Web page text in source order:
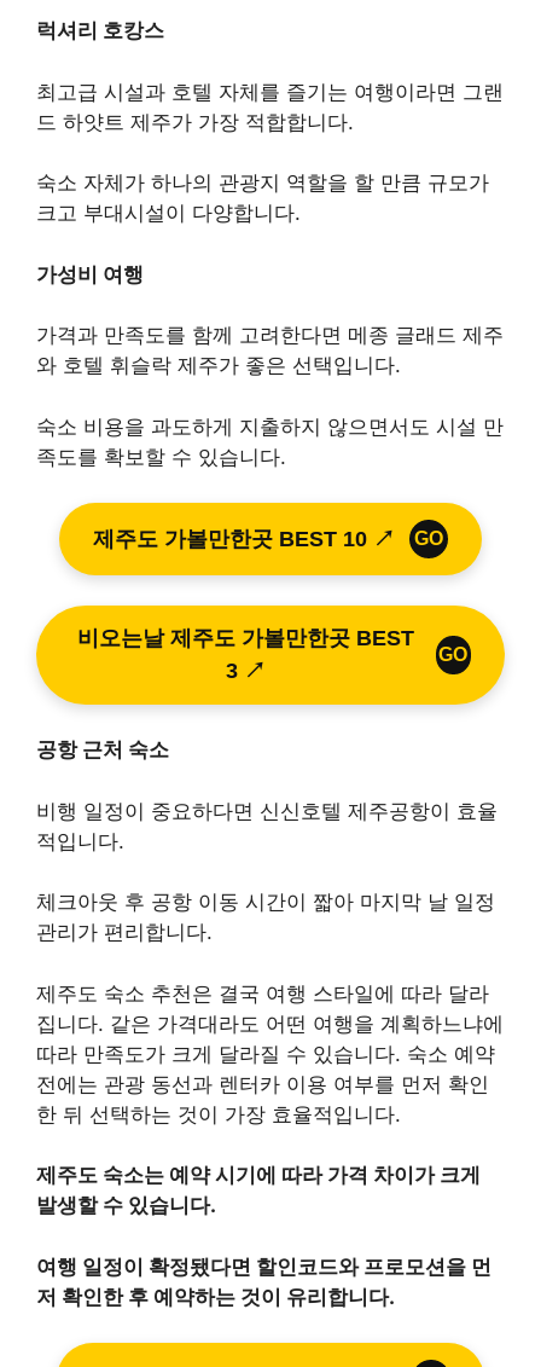
럭셔리 호캉스
최고급 시설과 호텔 자체를 즐기는 여행이라면 그랜
드 하얏트 제주가 가장 적합합니다.
숙소 자체가 하나의 관광지 역할을 할 만큼 규모가
크고 부대시설이 다양합니다.
가성비 여행
가격과 만족도를 함께 고려한다면 메종 글래드 제주
와 호텔 휘슬락 제주가 좋은 선택입니다.
숙소 비용을 과도하게 지출하지 않으면서도 시설 만
족도를 확보할 수 있습니다.
제주도 가볼만한곳 BEST 10 ↗ GO
비오는날 제주도 가볼만한곳 BEST
3 ↗
GO
공항 근처 숙소
비행 일정이 중요하다면 신신호텔 제주공항이 효율
적입니다.
체크아웃 후 공항 이동 시간이 짧아 마지막 날 일정
관리가 편리합니다.
제주도 숙소 추천은 결국 여행 스타일에 따라 달라
집니다. 같은 가격대라도 어떤 여행을 계획하느냐에
따라 만족도가 크게 달라질 수 있습니다. 숙소 예약
전에는 관광 동선과 렌터카 이용 여부를 먼저 확인
한 뒤 선택하는 것이 가장 효율적입니다.
제주도 숙소는 예약 시기에 따라 가격 차이가 크게
발생할 수 있습니다.
여행 일정이 확정됐다면 할인코드와 프로모션을 먼
저 확인한 후 예약하는 것이 유리합니다.